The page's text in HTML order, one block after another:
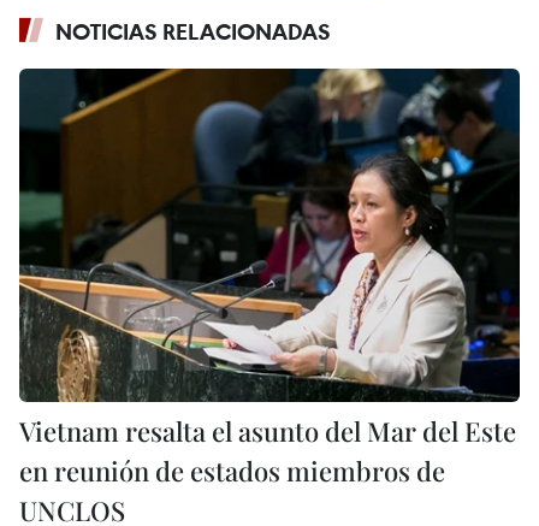
NOTICIAS RELACIONADAS
Vietnam resalta el asunto del Mar del Este
en reunión de estados miembros de
UNCLOS